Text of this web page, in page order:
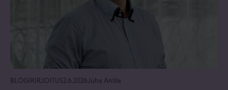
BLOGIKIRJOITUS2.6.2026 Juha Antila